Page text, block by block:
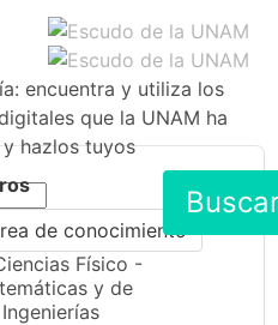
encuentra y utiliza los
que la UNAM ha
hazlos tuyos
de conocimiento
Físico -
y de